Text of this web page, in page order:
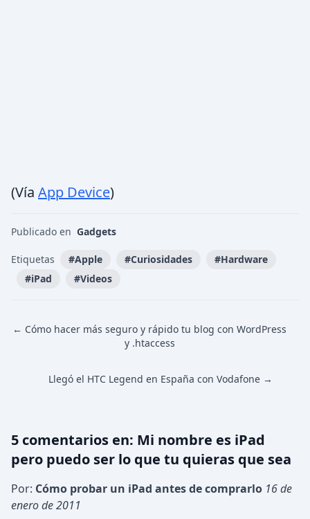
(Vía App Device)
Publicado en Gadgets
Etiquetas #Apple #Curiosidades #Hardware
#iPad #Videos
← Cómo hacer más seguro y rápido tu blog con WordPress
y .htaccess
Llegó el HTC Legend en España con Vodafone →
5 comentarios en: Mi nombre es iPad
pero puedo ser lo que tu quieras que sea
Por: Cómo probar un iPad antes de comprarlo 16 de
enero de 2011